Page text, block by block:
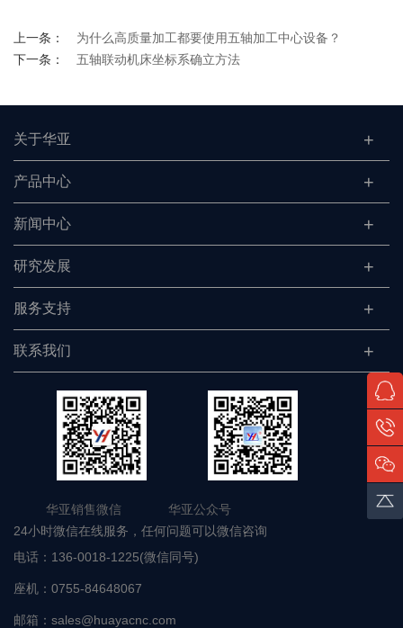
上一条：
为什么高质量加工都要使用五轴加工中心设备？
下一条：
五轴联动机床坐标系确立方法
关于华亚
产品中心
新闻中心
研究发展
服务支持
联系我们
华亚销售微信 华亚公众号
24小时微信在线服务，任何问题可以微信咨询
电话： 136-0018-1225(微信同号)
座机： 0755-84648067
邮箱： sales@huayacnc.com